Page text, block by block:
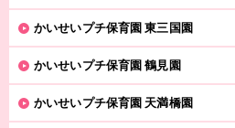
かいせいプチ保育園 東三国園
かいせいプチ保育園 鶴見園
かいせいプチ保育園 天満橋園